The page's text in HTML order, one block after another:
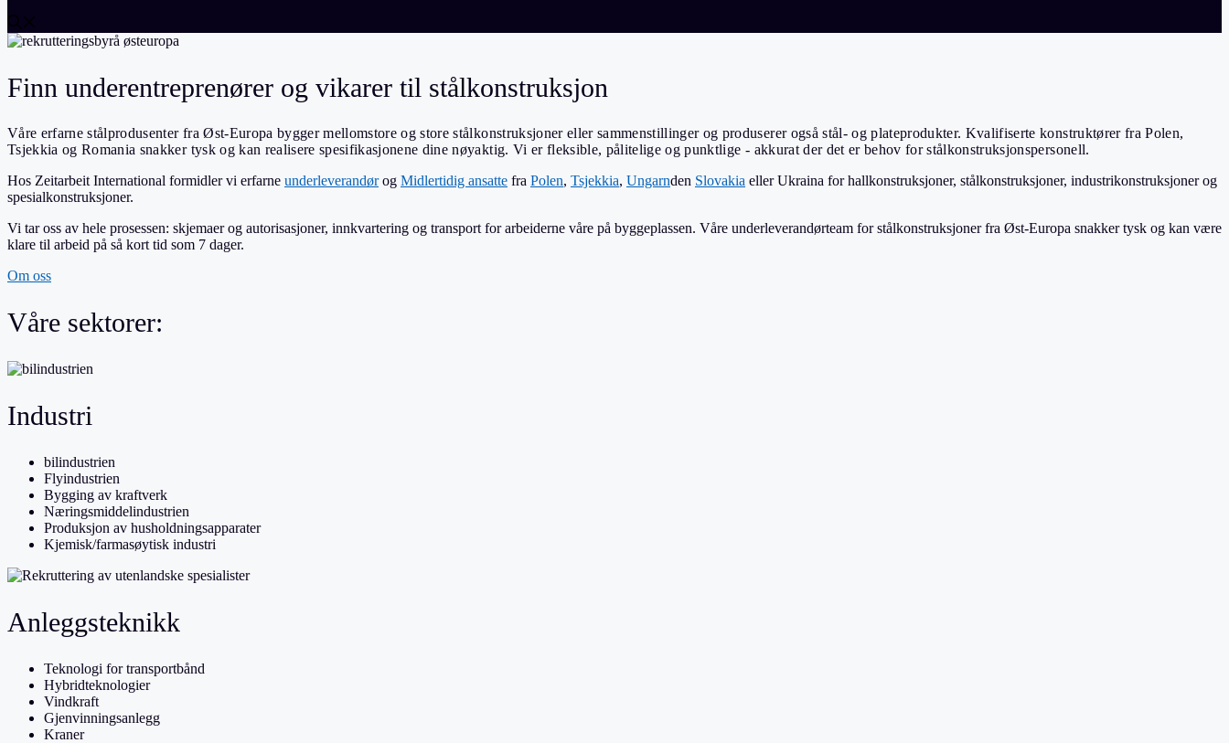
Finn underentreprenører og vikarer til stålkonstruksjon
Våre erfarne stålprodusenter fra Øst-Europa bygger mellomstore og store stålkonstruksjoner eller sammenstillinger og produserer også stål- og plateprodukter. Kvalifiserte konstruktører fra Polen,
Tsjekkia og Romania snakker tysk og kan realisere spesifikasjonene dine nøyaktig. Vi er fleksible, pålitelige og punktlige - akkurat der det er behov for stålkonstruksjonspersonell.
Hos Zeitarbeit International formidler vi erfarne underleverandørog Midlertidig ansatte fra Polen, Tsjekkia, Ungarnden Slovakia eller Ukraina for hallkonstruksjoner, stålkonstruksjoner, industrikonstruksjoner og
spesialkonstruksjoner.
Vi tar oss av hele prosessen: skjemaer og autorisasjoner, innkvartering og transport for arbeiderne våre på byggeplassen. Våre underleverandørteam for stålkonstruksjoner fra Øst-Europa snakker tysk og kan være
klare til arbeid på så kort tid som 7 dager.
Om oss
Våre sektorer:
Industri
bilindustrien
Flyindustrien
Bygging av kraftverk
Næringsmiddelindustrien
Produksjon av husholdningsapparater
Kjemisk/farmasøytisk industri
Anleggsteknikk
Teknologi for transportbånd
Hybridteknologier
Vindkraft
Gjenvinningsanlegg
Kraner